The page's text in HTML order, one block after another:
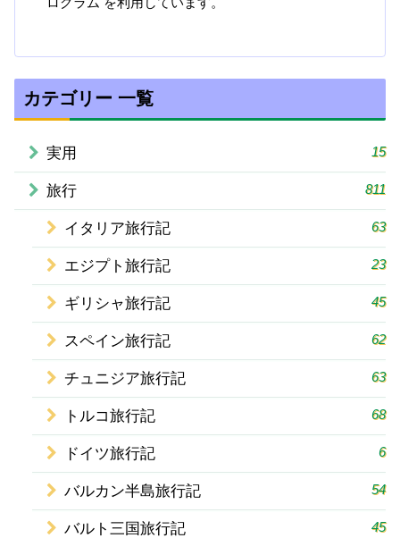
カテゴリー 一覧
実用 15
旅行 811
イタリア旅行記 63
エジプト旅行記 23
ギリシャ旅行記 45
スペイン旅行記 62
チュニジア旅行記 63
トルコ旅行記 68
ドイツ旅行記 6
バルカン半島旅行記 54
バルト三国旅行記 45